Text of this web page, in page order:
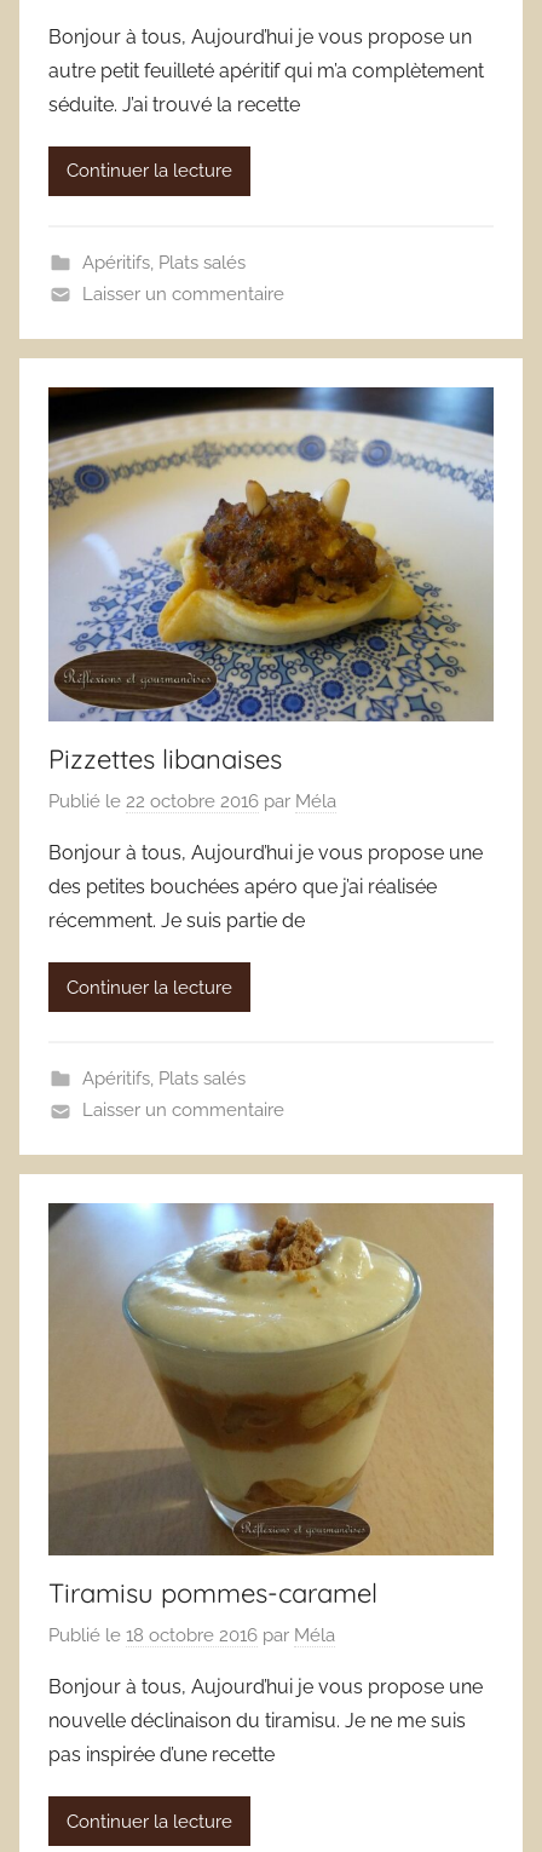
Bonjour à tous, Aujourd’hui je vous propose un
autre petit feuilleté apéritif qui m’a complètement
séduite. J’ai trouvé la recette
Continuer la lecture
Apéritifs, Plats salés
Laisser un commentaire
Pizzettes libanaises
Publié le 22 octobre 2016 par Méla
Bonjour à tous, Aujourd’hui je vous propose une
des petites bouchées apéro que j’ai réalisée
récemment. Je suis partie de
Continuer la lecture
Apéritifs, Plats salés
Laisser un commentaire
Tiramisu pommes-caramel
Publié le 18 octobre 2016 par Méla
Bonjour à tous, Aujourd’hui je vous propose une
nouvelle déclinaison du tiramisu. Je ne me suis
pas inspirée d’une recette
Continuer la lecture